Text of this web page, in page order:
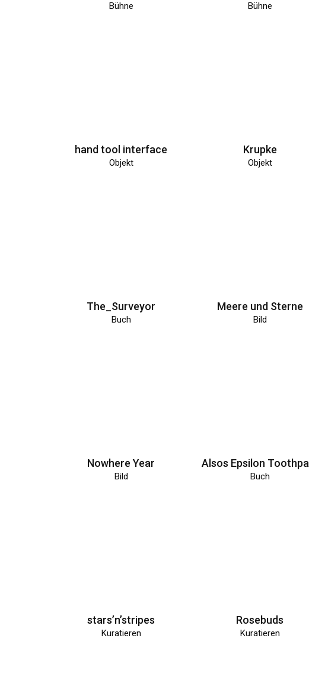
Bühne Bühne
hand tool interface
Objekt
Krupke
Objekt
The_Surveyor
Buch
Meere und Sterne
Bild
Nowhere Year
Bild Buch
stars’n’stripes
Kuratieren
Rosebuds
Kuratieren